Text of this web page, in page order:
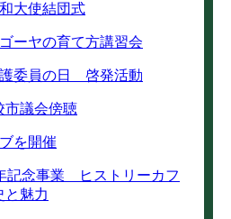
大使結団式
ーヤの育て方講習会
委員の日 啓発活動
市議会傍聴
を開催
念事業 ヒストリーカフ
魅力